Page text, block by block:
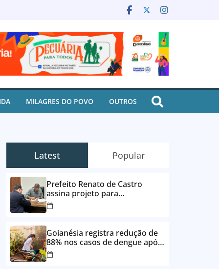
MILAGRES DO POVO OUTROS
Latest Popular
Prefeito Renato de Castro
assina projeto para
desbloqueio de contas e
parcelamento de dívidas em até
Goianésia registra redução de
88% nos casos de dengue após
ações de prevenção da
Prefeitura